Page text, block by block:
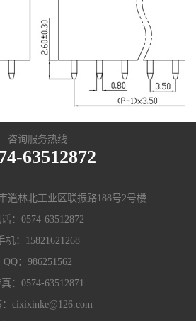
咨询服务热线
63512872
逍林北工业区联振路188号2号楼
： 0574-63512872
机： 15821621268
QQ： 986251562
：0574-63512871
cixixinke@126.com